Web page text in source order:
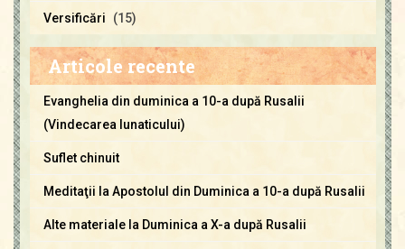
Versificări (15)
Articole recente
Evanghelia din duminica a 10-a după Rusalii
(Vindecarea lunaticului)
Suflet chinuit
Meditaţii la Apostolul din Duminica a 10-a după Rusalii
Alte materiale la Duminica a X-a după Rusalii